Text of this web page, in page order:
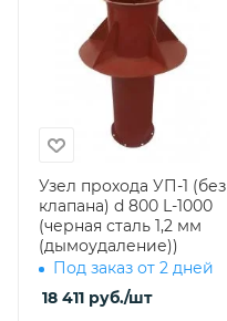
Узел прохода УП-1 (без
клапана) d 800 L-1000
(черная сталь 1,2 мм
(дымоудаление))
Под заказ от 2 дней
18 411 руб./шт